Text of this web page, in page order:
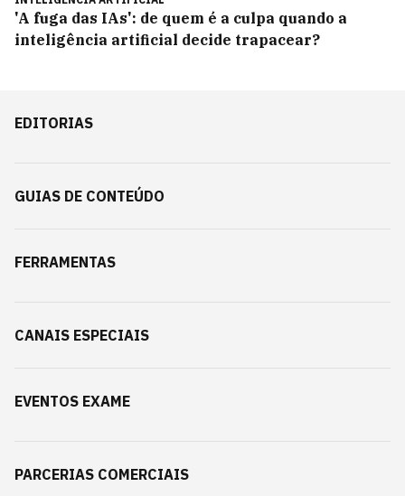
'A fuga das IAs': de quem é a culpa quando a
inteligência artificial decide trapacear?
EDITORIAS
GUIAS DE CONTEÚDO
FERRAMENTAS
CANAIS ESPECIAIS
EVENTOS EXAME
PARCERIAS COMERCIAIS